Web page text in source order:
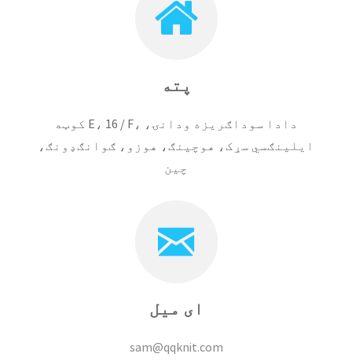
پته
کوټه E، 16 / F، دادا سوداګریزه ودانۍ،
ایلینګسي سړک، هوچینګ، هوزو، ګوانګډونګ،
چین
ای میل
sam@qqknit.com